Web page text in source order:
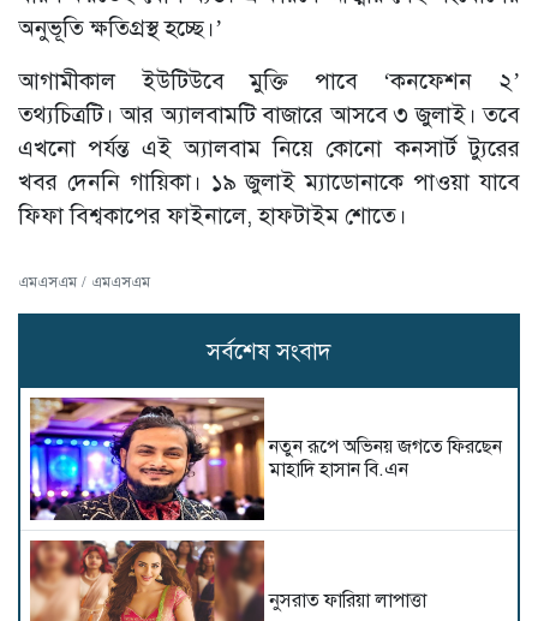
অনুভূতি ক্ষতিগ্রস্থ হচ্ছে।’
আগামীকাল ইউটিউবে মুক্তি পাবে ‘কনফেশন ২’
তথ্যচিত্রটি। আর অ্যালবামটি বাজারে আসবে ৩ জুলাই। তবে
এখনো পর্যন্ত এই অ্যালবাম নিয়ে কোনো কনসার্ট ট্যুরের
খবর দেননি গায়িকা। ১৯ জুলাই ম্যাডোনাকে পাওয়া যাবে
ফিফা বিশ্বকাপের ফাইনালে, হাফটাইম শোতে।
এমএসএম / এমএসএম
সর্বশেষ সংবাদ
নতুন রূপে অভিনয় জগতে ফিরছেন
মাহাদি হাসান বি.এন
নুসরাত ফারিয়া লাপাত্তা